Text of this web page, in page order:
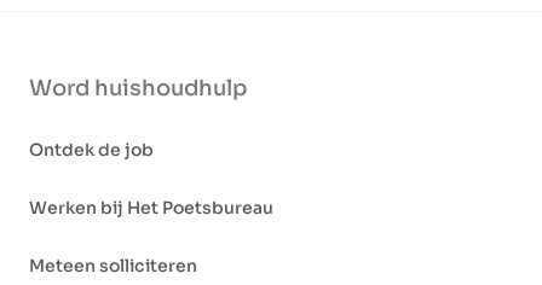
Word huishoudhulp
Ontdek de job
Werken bij Het Poetsbureau
Meteen solliciteren